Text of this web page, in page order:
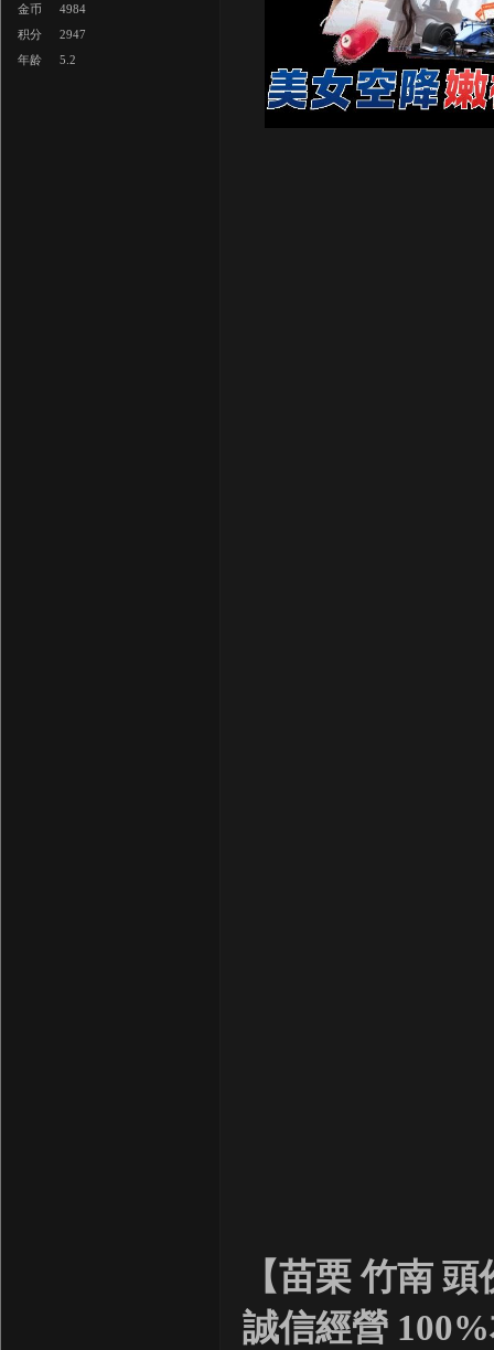
金币
4984
积分
2947
年龄
5.2
【苗栗 竹南 頭
誠信經營